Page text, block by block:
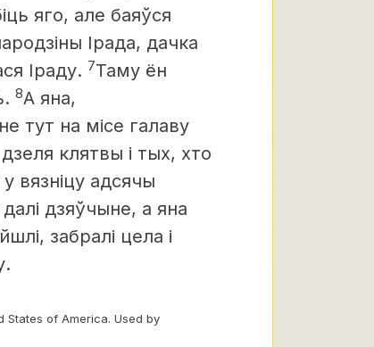
яго, але баяўся
Ірада, дачка
Іраду. 7Таму ён
8А яна,
тут на місе галаву
клятвы і тых, хто
вязніцу адсячы
далі дзяўчыне, а яна
забралі цела і
States of America. Used by